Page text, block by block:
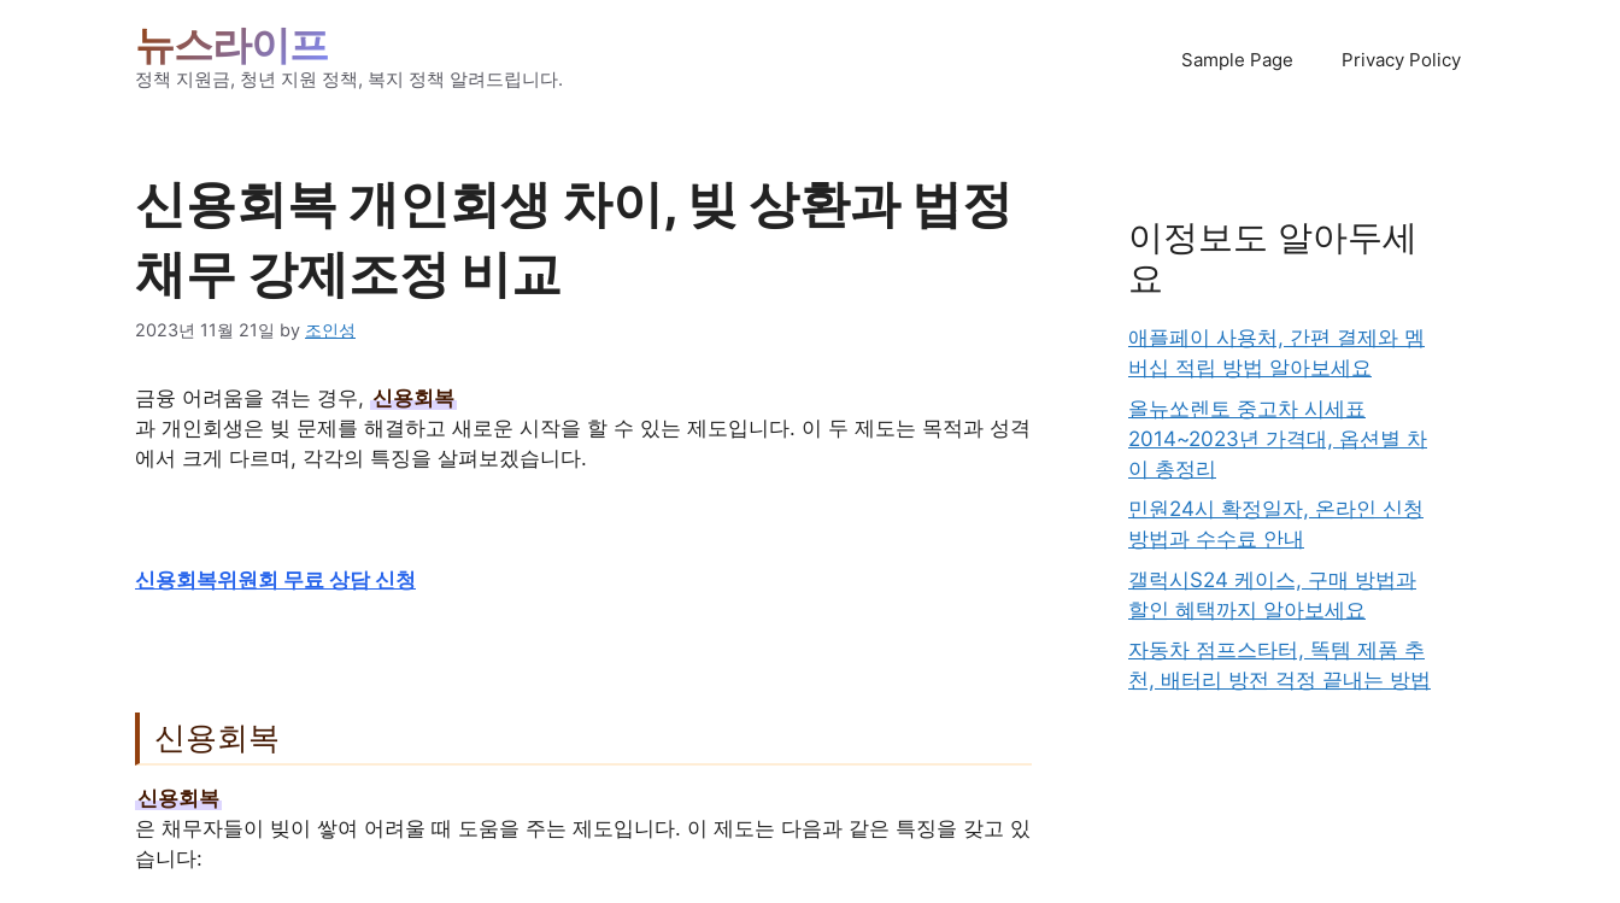
뉴스라이프
정책 지원금, 청년 지원 정책, 복지 정책 알려드립니다.
Sample Page Privacy Policy
신용회복 개인회생 차이, 빚 상환과 법정
채무 강제조정 비교
2023년 11월 21일 by 조인성
금융 어려움을 겪는 경우, 신용회복
과 개인회생은 빚 문제를 해결하고 새로운 시작을 할 수 있는 제도입니다. 이 두 제도는 목적과 성격
에서 크게 다르며, 각각의 특징을 살펴보겠습니다.
신용회복위원회 무료 상담 신청
신용회복
신용회복
은 채무자들이 빚이 쌓여 어려울 때 도움을 주는 제도입니다. 이 제도는 다음과 같은 특징을 갖고 있
습니다:
이정보도 알아두세
요
애플페이 사용처, 간편 결제와 멤
버십 적립 방법 알아보세요
올뉴쏘렌토 중고차 시세표
2014~2023년 가격대, 옵션별 차
이 총정리
민원24시 확정일자, 온라인 신청
방법과 수수료 안내
갤럭시S24 케이스, 구매 방법과
할인 혜택까지 알아보세요
자동차 점프스타터, 똑템 제품 추
천, 배터리 방전 걱정 끝내는 방법